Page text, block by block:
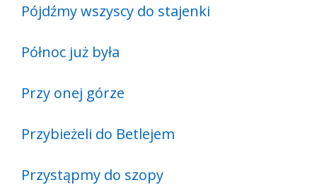
Pójdźmy wszyscy do stajenki
Północ już była
Przy onej górze
Przybieżeli do Betlejem
Przystąpmy do szopy